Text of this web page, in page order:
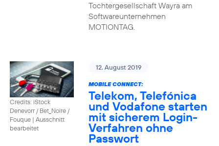
Tochtergesellschaft Wayra am
Softwareunternehmen
MOTIONTAG.
Credits: iStock
Denevorr / Bet_Noire /
Fouque | Ausschnitt
bearbeitet
12. August 2019
MOBILE CONNECT:
Telekom, Telefónica
und Vodafone starten
mit sicherem Login-
Verfahren ohne
Passwort